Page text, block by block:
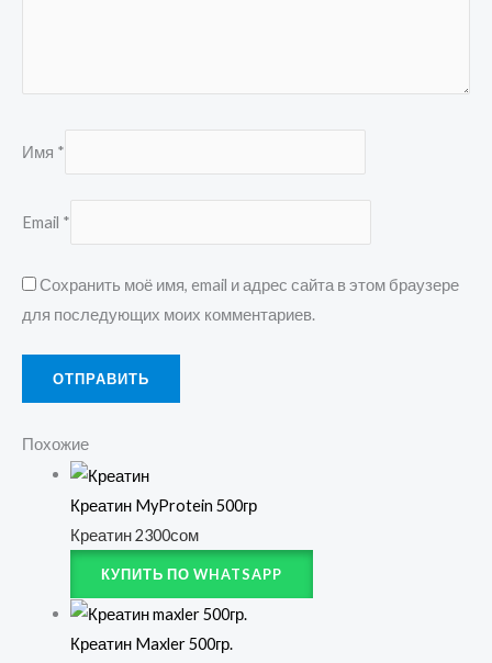
Имя *
Email *
Сохранить моё имя, email и адрес сайта в этом браузере
для последующих моих комментариев.
Похожие
Креатин MyProtein 500гр
Креатин2300сом
КУПИТЬ ПО WHATSAPP
Креатин Maxler 500гр.